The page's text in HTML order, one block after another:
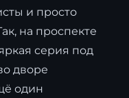
и просто
на проспекте
серия под
дворе
один